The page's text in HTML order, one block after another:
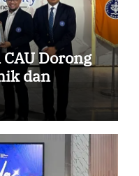
Dorong
dan